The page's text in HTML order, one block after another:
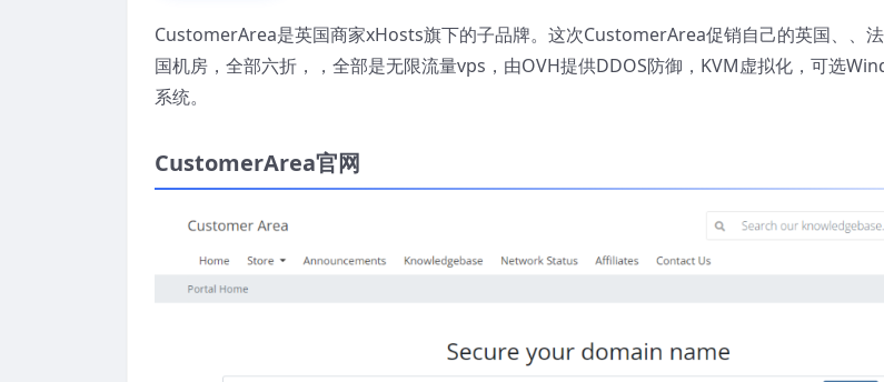
CustomerArea是英国商家xHosts旗下的子品牌。这次CustomerArea促销自己的英国、、
国机房，全部六折，，全部是无限流量vps，由OVH提供DDOS防御，KVM虚拟化，可选
系统。
CustomerArea官网